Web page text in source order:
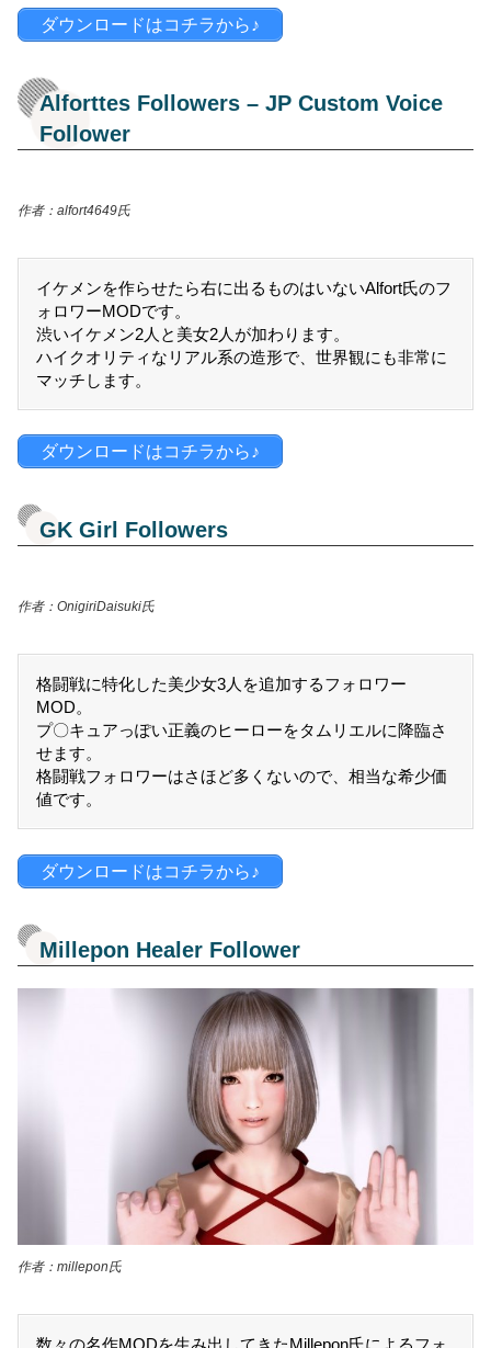
ダウンロードはコチラから♪
Alforttes Followers – JP Custom Voice
Follower
作者：alfort4649氏
イケメンを作らせたら右に出るものはいないAlfort氏のフ
ォロワーMODです。
渋いイケメン2人と美女2人が加わります。
ハイクオリティなリアル系の造形で、世界観にも非常に
マッチします。
ダウンロードはコチラから♪
GK Girl Followers
作者：OnigiriDaisuki氏
格闘戦に特化した美少女3人を追加するフォロワー
MOD。
プ〇キュアっぽい正義のヒーローをタムリエルに降臨さ
せます。
格闘戦フォロワーはさほど多くないので、相当な希少価
値です。
ダウンロードはコチラから♪
Millepon Healer Follower
作者：millepon氏
数々の名作MODを生み出してきたMillepon氏によるフォ